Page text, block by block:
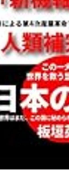
力強化法」（仮
る産業の海外流
行う。
アース泥などの
成長の実現のた
済成長の実現の